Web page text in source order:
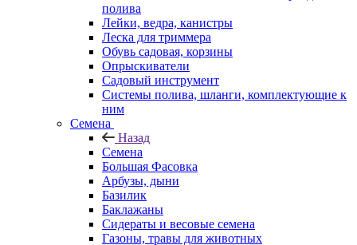
полива
Лейки, ведра, канистры
Леска для триммера
Обувь садовая, корзины
Опрыскиватели
Садовый инструмент
Системы полива, шланги, комплектующие к
ним
Семена
Назад
Семена
Большая Фасовка
Арбузы, дыни
Базилик
Баклажаны
Сидераты и весовые семена
Газоны, травы для животных